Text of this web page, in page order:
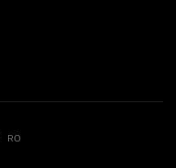
RO